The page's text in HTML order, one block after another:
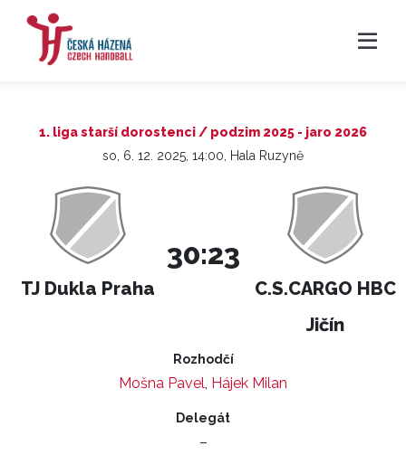
1. liga starší dorostenci / podzim 2025 - jaro 2026
so, 6. 12. 2025, 14:00, Hala Ruzyně
TJ Dukla Praha
30:23
C.S.CARGO HBC
Jičín
Rozhodčí
Mošna Pavel, Hájek Milan
Delegát
–